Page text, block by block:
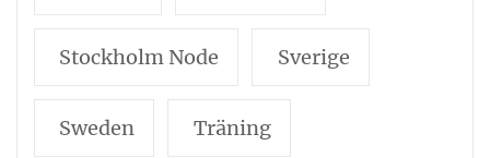
Stockholm Node Sverige
Sweden Träning